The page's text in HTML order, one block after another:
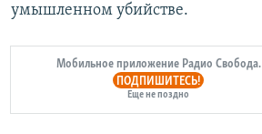
умышленном убийстве.
Мобильное приложение Радио Свобода.
ПОДПИШИТЕСЬ!
Еще не поздно